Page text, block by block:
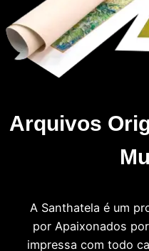
Arquivos
A Santhatela é um
por Apaixonados
impressa com todo